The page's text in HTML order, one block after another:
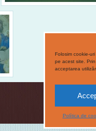
Folosim cookie-
pe acest site.
acceptarea
Política de